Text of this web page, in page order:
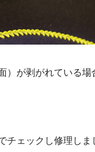
が剥がれている場
ェックし修理しま